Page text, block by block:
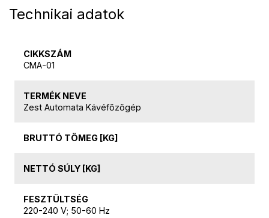
Technikai adatok
CIKKSZÁM
CMA-01
TERMÉK NEVE
Zest Automata Kávéfőzőgép
BRUTTÓ TÖMEG [KG]
NETTÓ SÚLY [KG]
FESZTÜLTSÉG
220-240 V; 50-60 Hz